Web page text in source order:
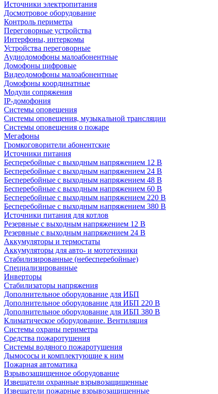
Источники электропитания
Досмотровое оборудование
Контроль периметра
Переговорные устройства
Интерфоны, интеркомы
Устройства переговорные
Аудиодомофоны малоабонентные
Домофоны цифровые
Видеодомофоны малоабонентные
Домофоны координатные
Модули сопряжения
IP-домофония
Системы оповещения
Системы оповещения, музыкальной трансляции
Системы оповещения о пожаре
Мегафоны
Громкоговорители абонентские
Источники питания
Бесперебойные с выходным напряжением 12 В
Бесперебойные с выходным напряжением 24 В
Бесперебойные с выходным напряжением 48 В
Бесперебойные с выходным напряжением 60 В
Бесперебойные с выходным напряжением 220 В
Бесперебойные с выходным напряжением 380 В
Источники питания для котлов
Резервные с выходным напряжением 12 В
Резервные с выходным напряжением 24 В
Аккумуляторы и термостаты
Аккумуляторы для авто- и мототехники
Стабилизированные (небесперебойные)
Специализированные
Инверторы
Стабилизаторы напряжения
Дополнительное оборудование для ИБП
Дополнительное оборудование для ИБП 220 В
Дополнительное оборудование для ИБП 380 В
Климатическое оборудование. Вентиляция
Системы охраны периметра
Средства пожаротушения
Системы водяного пожаротушения
Дымососы и комплектующие к ним
Пожарная автоматика
Взрывозащищенное оборудование
Извещатели охранные взрывозащищенные
Извещатели пожарные взрывозащищенные